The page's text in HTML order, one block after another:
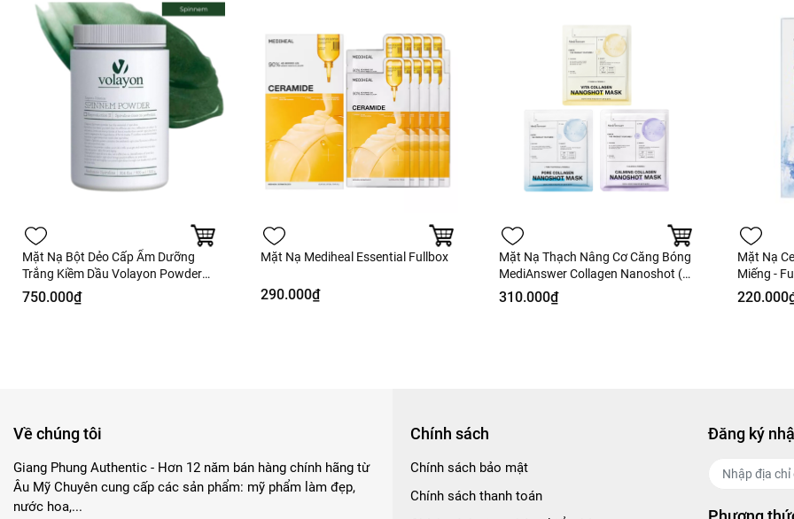
Mặt Nạ Bột Dẻo Cấp Ẩm Dưỡng
Trắng Kiềm Dầu Volayon Powder
Mask 500g - Hàng Công Ty
750.000₫
Mặt Nạ Mediheal Essential Fullbox
290.000₫
Mặt Nạ Thạch Nâng Cơ Căng Bóng
MediAnswer Collagen Nanoshot (5
Miếng) - Fullbox - Hàng Công Ty
310.000₫
Mặt Nạ
Miếng -
Về chúng tôi
Giang Phung Authentic - Hơn 12 năm bán hàng chính hãng từ
Âu Mỹ Chuyên cung cấp các sản phẩm: mỹ phẩm làm đẹp,
nước hoa,...
Chính sách
Chính sách bảo mật
Chính sách thanh toán
Đăng ký